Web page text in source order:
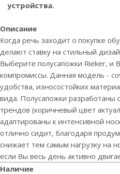
устройства.
Описание
Когда речь заходит о покупке
делают ставку на стильный
Выберите полусапожки Rieker, и
компромиссы. Данная модель -
удобства, износостойких
вида. Полусапожки разработаны
трендов (коричневый цвет
адаптированы к интенсивной
отлично сидит, благодаря
снижает тем самым нагрузку на
если Вы весь день активно
Наличие